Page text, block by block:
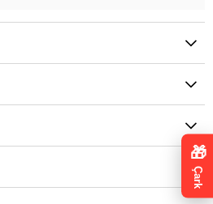
🎁
Çark